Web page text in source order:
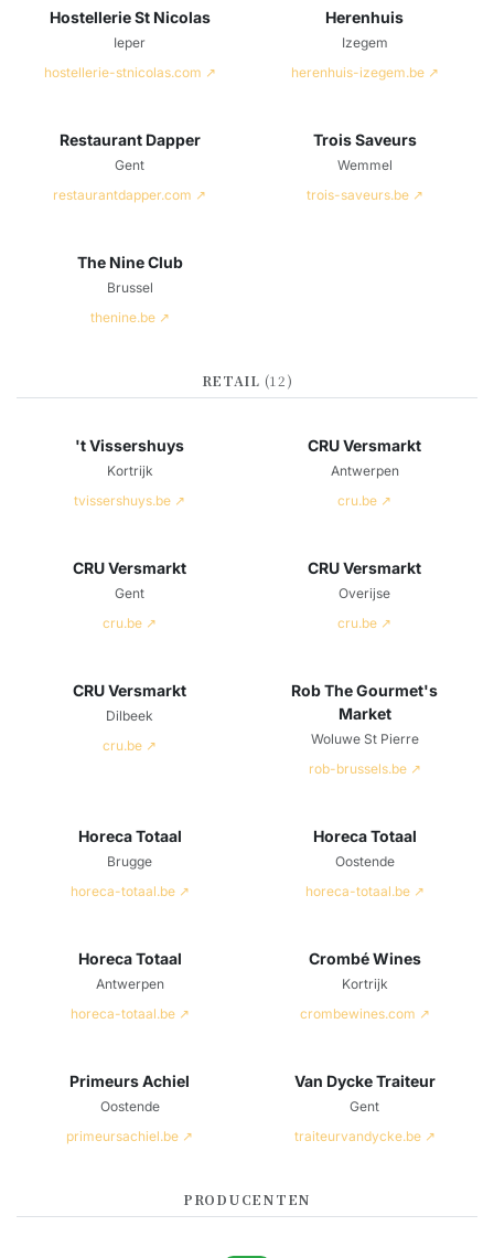
Hostellerie St Nicolas
Ieper
hostellerie-stnicolas.com ↗
Herenhuis
Izegem
herenhuis-izegem.be ↗
Restaurant Dapper
Gent
restaurantdapper.com ↗
Trois Saveurs
Wemmel
trois-saveurs.be ↗
The Nine Club
Brussel
thenine.be ↗
RETAIL (12)
't Vissershuys
Kortrijk
tvissershuys.be ↗
CRU Versmarkt
Antwerpen
cru.be ↗
CRU Versmarkt
Gent
cru.be ↗
CRU Versmarkt
Overijse
cru.be ↗
CRU Versmarkt
Dilbeek
cru.be ↗
Rob The Gourmet's
Market
Woluwe St Pierre
rob-brussels.be ↗
Horeca Totaal
Brugge
horeca-totaal.be ↗
Horeca Totaal
Oostende
horeca-totaal.be ↗
Horeca Totaal
Antwerpen
horeca-totaal.be ↗
Crombé Wines
Kortrijk
crombewines.com ↗
Primeurs Achiel
Oostende
primeursachiel.be ↗
Van Dycke Traiteur
Gent
traiteurvandycke.be ↗
PRODUCENTEN